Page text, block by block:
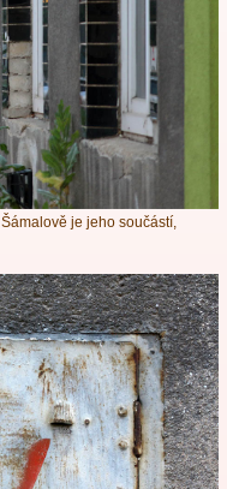
je jeho součástí,